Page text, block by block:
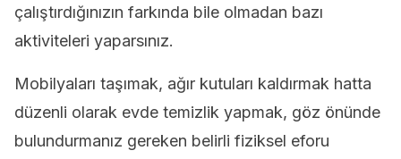
çalıştırdığınızın farkında bile olmadan bazı
aktiviteleri yaparsınız.
Mobilyaları taşımak, ağır kutuları kaldırmak hatta
düzenli olarak evde temizlik yapmak, göz önünde
bulundurmanız gereken belirli fiziksel eforu